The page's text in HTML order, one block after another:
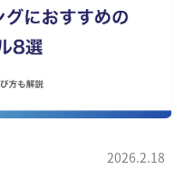
2026.2.18